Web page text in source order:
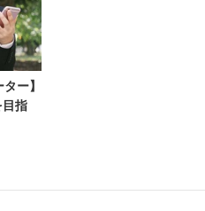
人）で、その後「大阪
ー】
指